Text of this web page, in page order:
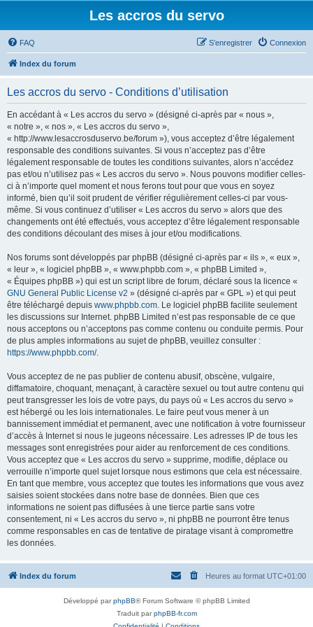
Les accros du servo
FAQ Connexion
S’enregistrer
Index du forum
Les accros du servo - Conditions d’utilisation
En accédant à « Les accros du servo » (désigné ci-après par « nous »,
« notre », « nos », « Les accros du servo »,
« http://www.lesaccrosduservo.be/forum »), vous acceptez d’être légalement
responsable des conditions suivantes. Si vous n’acceptez pas d’être
légalement responsable de toutes les conditions suivantes, alors n’accédez
pas et/ou n’utilisez pas « Les accros du servo ». Nous pouvons modifier celles-
ci à n’importe quel moment et nous ferons tout pour que vous en soyez
informé, bien qu’il soit prudent de vérifier régulièrement celles-ci par vous-
même. Si vous continuez d’utiliser « Les accros du servo » alors que des
changements ont été effectués, vous acceptez d’être légalement responsable
des conditions découlant des mises à jour et/ou modifications.
Nos forums sont développés par phpBB (désigné ci-après par « ils », « eux »,
« leur », « logiciel phpBB », « www.phpbb.com », « phpBB Limited »,
« Équipes phpBB ») qui est un script libre de forum, déclaré sous la licence «
GNU General Public License v2 » (désigné ci-après par « GPL ») et qui peut
être téléchargé depuis www.phpbb.com. Le logiciel phpBB facilite seulement
les discussions sur Internet. phpBB Limited n’est pas responsable de ce que
nous acceptons ou n’acceptons pas comme contenu ou conduite permis. Pour
de plus amples informations au sujet de phpBB, veuillez consulter :
https://www.phpbb.com/.
Vous acceptez de ne pas publier de contenu abusif, obscène, vulgaire,
diffamatoire, choquant, menaçant, à caractère sexuel ou tout autre contenu qui
peut transgresser les lois de votre pays, du pays où « Les accros du servo »
est hébergé ou les lois internationales. Le faire peut vous mener à un
bannissement immédiat et permanent, avec une notification à votre fournisseur
d’accès à Internet si nous le jugeons nécessaire. Les adresses IP de tous les
messages sont enregistrées pour aider au renforcement de ces conditions.
Vous acceptez que « Les accros du servo » supprime, modifie, déplace ou
verrouille n’importe quel sujet lorsque nous estimons que cela est nécessaire.
En tant que membre, vous acceptez que toutes les informations que vous avez
saisies soient stockées dans notre base de données. Bien que ces
informations ne soient pas diffusées à une tierce partie sans votre
consentement, ni « Les accros du servo », ni phpBB ne pourront être tenus
comme responsables en cas de tentative de piratage visant à compromettre
les données.
Index du forum Heures au format UTC+01:00
Développé parphpBB® Forum Software © phpBB Limited
Traduit parphpBB-fr.com